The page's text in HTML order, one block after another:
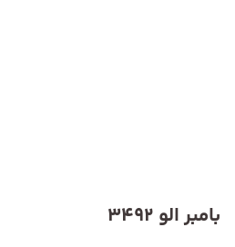
بامبر الو 3492